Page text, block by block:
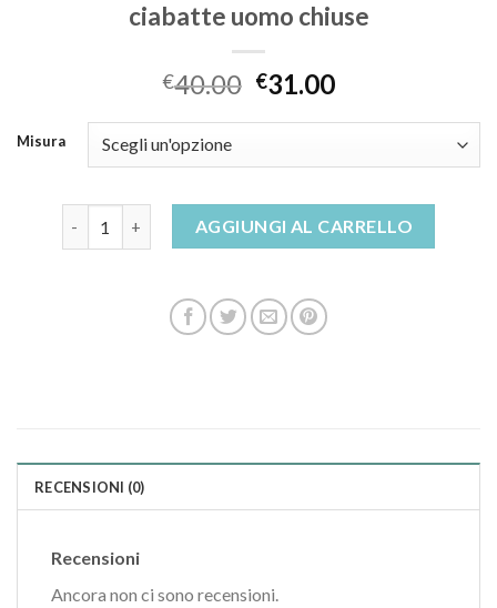
ciabatte uomo chiuse
€40.00 €31.00
Misura
ciabatte uomo chiuse quantitàAGGIUNGI AL CARRELLO
RECENSIONI (0)
Recensioni
Ancora non ci sono recensioni.